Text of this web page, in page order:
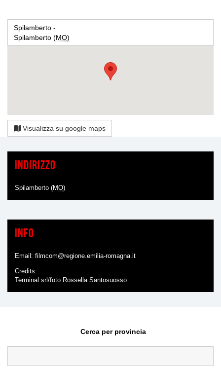
Spilamberto -
Spilamberto (MO)
Visualizza su google maps
Indirizzo
Spilamberto (MO)
Info
Email: filmcom@regione.emilia-romagna.it
Credits
Terminal srl/foto Rossella Santosuosso
Cerca per provincia